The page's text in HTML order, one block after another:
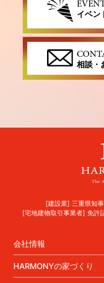
イベン
相談・
[建設業] 三重県知
[宅地建物取引事業者] 免許
会社情報
HARMONYの家づくり